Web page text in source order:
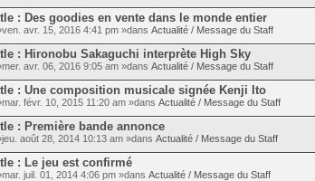
: Des goodies en vente dans le monde entier
avr. 15, 2016 4:41 pm »dans Actualité / Message du Staff
: Hironobu Sakaguchi interprète High Sky
avr. 06, 2016 9:05 am »dans Actualité / Message du Staff
: Une composition musicale signée Kenji Ito
févr. 10, 2015 11:20 am »dans Actualité / Message du Staff
: Première bande annonce
août 28, 2014 10:13 am »dans Actualité / Message du Staff
: Le jeu est confirmé
juil. 01, 2014 4:06 pm »dans Actualité / Message du Staff